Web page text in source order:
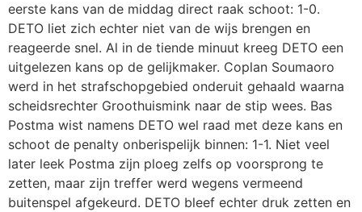
eerste kans van de middag direct raak schoot: 1-0.
DETO liet zich echter niet van de wijs brengen en
reageerde snel. Al in de tiende minuut kreeg DETO een
uitgelezen kans op de gelijkmaker. Coplan Soumaoro
werd in het strafschopgebied onderuit gehaald waarna
scheidsrechter Groothuismink naar de stip wees. Bas
Postma wist namens DETO wel raad met deze kans en
schoot de penalty onberispelijk binnen: 1-1. Niet veel
later leek Postma zijn ploeg zelfs op voorsprong te
zetten, maar zijn treffer werd wegens vermeend
buitenspel afgekeurd. DETO bleef echter druk zetten en